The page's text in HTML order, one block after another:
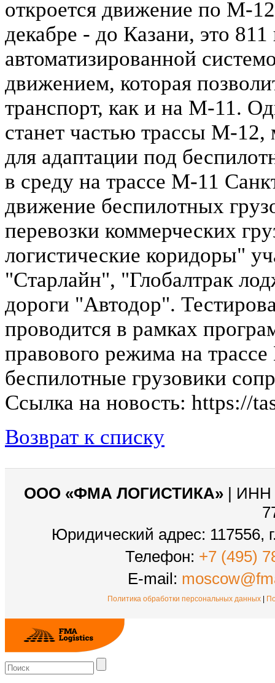
откроется движение по М-
декабре - до Казани, это
автоматизированной
движением, которая
транспорт, как и на М-11.
станет частью трассы М-
для адаптации под
в среду на трассе М-11
движение беспилотных
перевозки коммерческих
логистические коридоры"
"Старлайн", "Глобалтрак
дороги "Автодор".
проводится в рамках
правового режима на
беспилотные грузовики
Ссылка на новость: https://
Возврат к списку
ООО «ФМА ЛОГИСТИКА» | ИНН
Юридический адрес: 117556,
Телефон: +7 (495)
E-mail:
Политика обработки персональных данных |